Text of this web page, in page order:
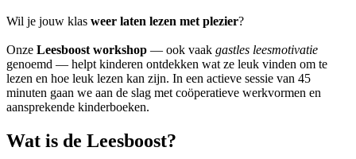
Wil je jouw klas weer laten lezen met plezier?
Onze Leesboost workshop — ook vaak gastles leesmotivatie
genoemd — helpt kinderen ontdekken wat ze leuk vinden om te
lezen en hoe leuk lezen kan zijn. In een actieve sessie van 45
minuten gaan we aan de slag met coöperatieve werkvormen en
aansprekende kinderboeken.
Wat is de Leesboost?